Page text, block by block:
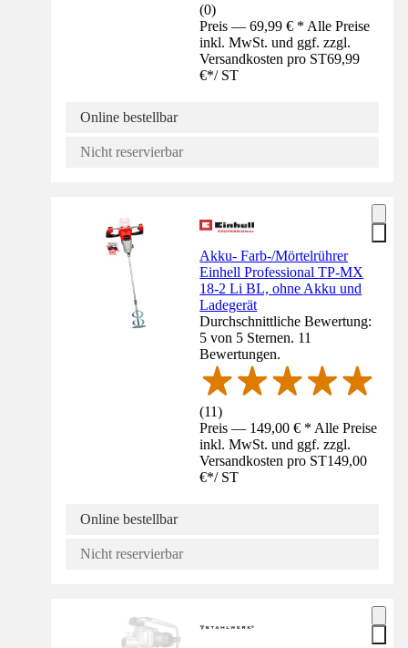
(0)
Preis — 69,99 € * Alle Preise
inkl. MwSt. und ggf. zzgl.
Versandkosten pro ST69,99
€*/ ST
Online bestellbar
Nicht reservierbar
Akku- Farb-/Mörtelrührer
Einhell Professional TP-MX
18-2 Li BL, ohne Akku und
Ladegerät
Durchschnittliche Bewertung:
5 von 5 Sternen. 11
Bewertungen.
(11)
Preis — 149,00 € * Alle Preise
inkl. MwSt. und ggf. zzgl.
Versandkosten pro ST149,00
€*/ ST
Online bestellbar
Nicht reservierbar